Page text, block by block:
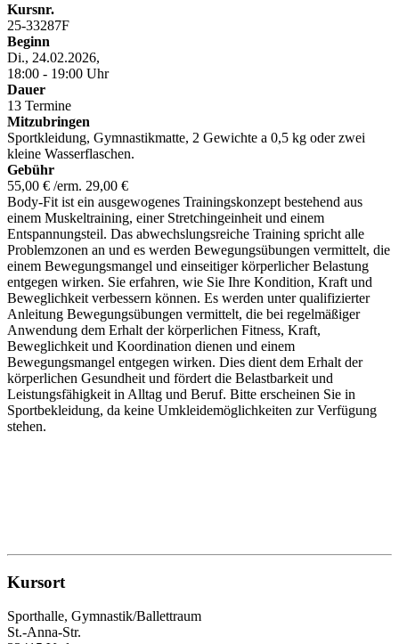
Kursnr.
25-33287F
Beginn
Di., 24.02.2026,
18:00 - 19:00 Uhr
Dauer
13 Termine
Mitzubringen
Sportkleidung, Gymnastikmatte, 2 Gewichte a 0,5 kg oder zwei
kleine Wasserflaschen.
Gebühr
55,00 € /erm. 29,00 €
Body-Fit ist ein ausgewogenes Trainingskonzept bestehend aus
einem Muskeltraining, einer Stretchingeinheit und einem
Entspannungsteil. Das abwechslungsreiche Training spricht alle
Problemzonen an und es werden Bewegungsübungen vermittelt, die
einem Bewegungsmangel und einseitiger körperlicher Belastung
entgegen wirken. Sie erfahren, wie Sie Ihre Kondition, Kraft und
Beweglichkeit verbessern können. Es werden unter qualifizierter
Anleitung Bewegungsübungen vermittelt, die bei regelmäßiger
Anwendung dem Erhalt der körperlichen Fitness, Kraft,
Beweglichkeit und Koordination dienen und einem
Bewegungsmangel entgegen wirken. Dies dient dem Erhalt der
körperlichen Gesundheit und fördert die Belastbarkeit und
Leistungsfähigkeit in Alltag und Beruf. Bitte erscheinen Sie in
Sportbekleidung, da keine Umkleidemöglichkeiten zur Verfügung
stehen.
Kursort
Sporthalle, Gymnastik/Ballettraum
St.-Anna-Str.